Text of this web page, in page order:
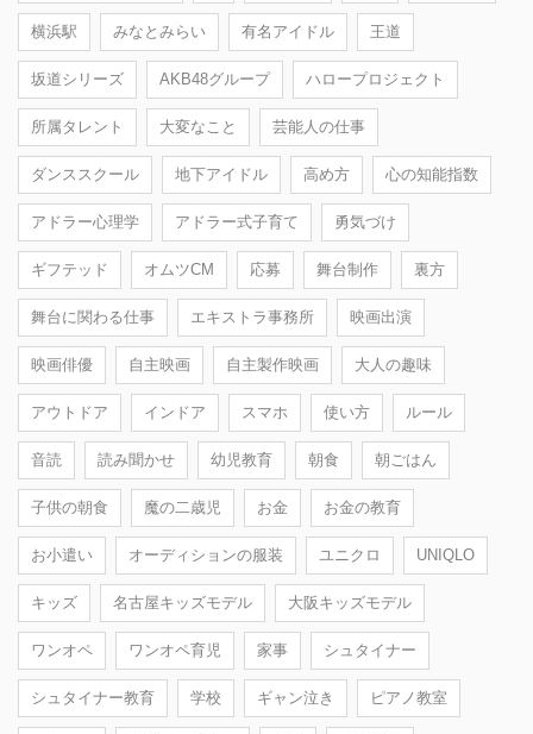
横浜駅 みなとみらい 有名アイドル 王道
坂道シリーズ AKB48グループ ハロープロジェクト
所属タレント 大変なこと 芸能人の仕事
ダンススクール 地下アイドル 高め方 心の知能指数
アドラー心理学 アドラー式子育て 勇気づけ
ギフテッド オムツCM 応募 舞台制作 裏方
舞台に関わる仕事 エキストラ事務所 映画出演
映画俳優 自主映画 自主製作映画 大人の趣味
アウトドア インドア スマホ 使い方 ルール
音読 読み聞かせ 幼児教育 朝食 朝ごはん
子供の朝食 魔の二歳児 お金 お金の教育
お小遣い オーディションの服装 ユニクロ UNIQLO
キッズ 名古屋キッズモデル 大阪キッズモデル
ワンオペ ワンオペ育児 家事 シュタイナー
シュタイナー教育 学校 ギャン泣き ピアノ教室